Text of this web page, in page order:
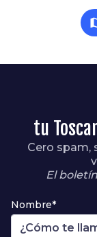
tu
Cero spam,
El
Nombre*